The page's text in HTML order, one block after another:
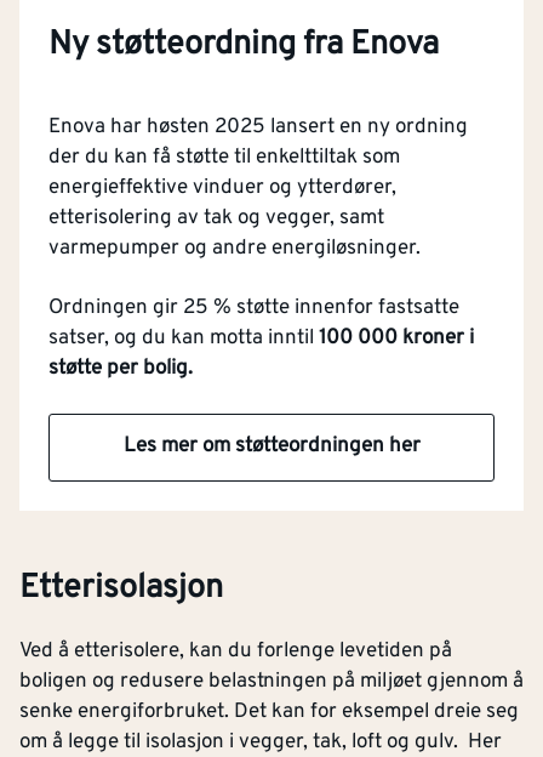
Ny støtteordning fra Enova
Enova har høsten 2025 lansert en ny ordning
der du kan få støtte til enkelttiltak som
energieffektive vinduer og ytterdører,
etterisolering av tak og vegger, samt
varmepumper og andre energiløsninger.
Ordningen gir 25 % støtte innenfor fastsatte
satser, og du kan motta inntil 100 000 kroner i
støtte per bolig.
Les mer om støtteordningen her
Etterisolasjon
Ved å etterisolere, kan du forlenge levetiden på
boligen og redusere belastningen på miljøet gjennom å
senke energiforbruket. Det kan for eksempel dreie seg
om å legge til isolasjon i vegger, tak, loft og gulv. Her